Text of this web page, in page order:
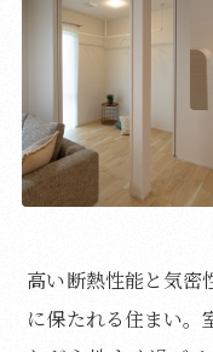
高い断熱性能と気密
に保たれる住まい。